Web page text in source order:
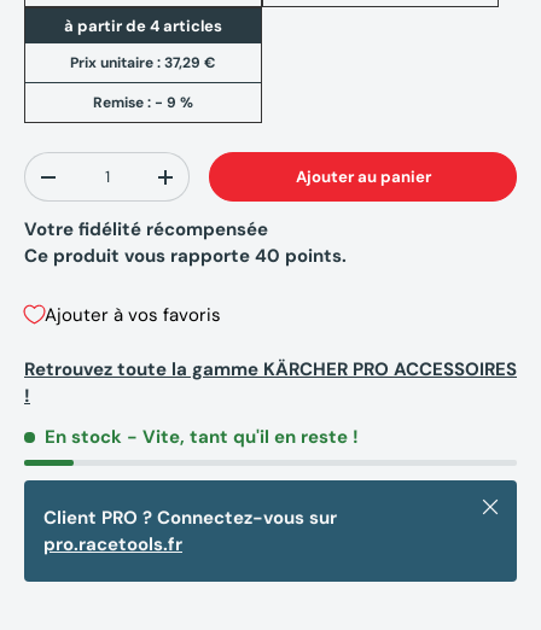
à partir de 4 articles
Prix unitaire :37,29 €
Remise : - 9 %
Qté
-
+ Ajouter au panier
Votre fidélité récompensée
Ce produit vous rapporte 40 points.
Ajouter à vos favoris
Retrouvez toute la gamme KÄRCHER PRO ACCESSOIRES
!
En stock - Vite, tant qu'il en reste !
Client PRO ? Connectez-vous sur
pro.racetools.fr
Fermer